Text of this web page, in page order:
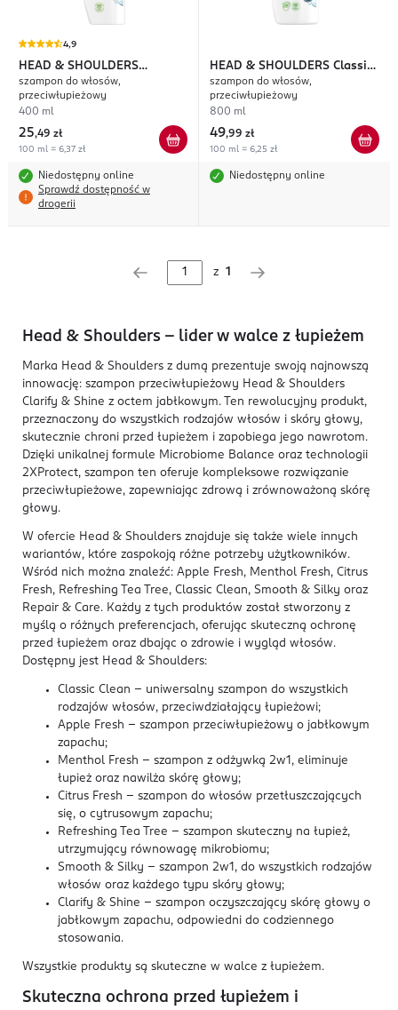
4,9
HEAD & SHOULDERS
Refreshing Tea Tree
szampon do włosów,
przeciwłupieżowy
400 ml
25,49 zł
100 ml = 6,37 zł
Niedostępny online
Sprawdź dostępność w
drogerii
HEAD & SHOULDERS Classic
Clean
szampon do włosów,
przeciwłupieżowy
800 ml
49,99 zł
100 ml = 6,25 zł
Niedostępny online
z 1
Head & Shoulders – lider w walce z łupieżem
Marka Head & Shoulders z dumą prezentuje swoją najnowszą
innowację: szampon przeciwłupieżowy Head & Shoulders
Clarify & Shine z octem jabłkowym. Ten rewolucyjny produkt,
przeznaczony do wszystkich rodzajów włosów i skóry głowy,
skutecznie chroni przed łupieżem i zapobiega jego nawrotom.
Dzięki unikalnej formule Microbiome Balance oraz technologii
2XProtect, szampon ten oferuje kompleksowe rozwiązanie
przeciwłupieżowe, zapewniając zdrową i zrównoważoną skórę
głowy.
W ofercie Head & Shoulders znajduje się także wiele innych
wariantów, które zaspokoją różne potrzeby użytkowników.
Wśród nich można znaleźć: Apple Fresh, Menthol Fresh, Citrus
Fresh, Refreshing Tea Tree, Classic Clean, Smooth & Silky oraz
Repair & Care. Każdy z tych produktów został stworzony z
myślą o różnych preferencjach, oferując skuteczną ochronę
przed łupieżem oraz dbając o zdrowie i wygląd włosów.
Dostępny jest Head & Shoulders:
Classic Clean - uniwersalny szampon do wszystkich
rodzajów włosów, przeciwdziałający łupieżowi;
Apple Fresh - szampon przeciwłupieżowy o jabłkowym
zapachu;
Menthol Fresh - szampon z odżywką 2w1, eliminuje
łupież oraz nawilża skórę głowy;
Citrus Fresh - szampon do włosów przetłuszczających
się, o cytrusowym zapachu;
Refreshing Tea Tree - szampon skuteczny na łupież,
utrzymujący równowagę mikrobiomu;
Smooth & Silky - szampon 2w1, do wszystkich rodzajów
włosów oraz każdego typu skóry głowy;
Clarify & Shine - szampon oczyszczający skórę głowy o
jabłkowym zapachu, odpowiedni do codziennego
stosowania.
Wszystkie produkty są skuteczne w walce z łupieżem.
Skuteczna ochrona przed łupieżem i